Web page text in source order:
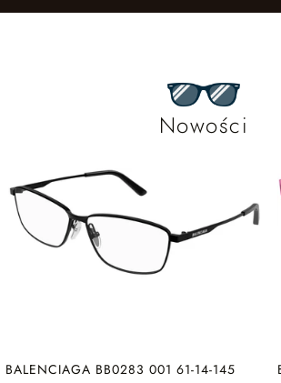
Nowości
BALENCIAGA BB0283 001 61-14-145